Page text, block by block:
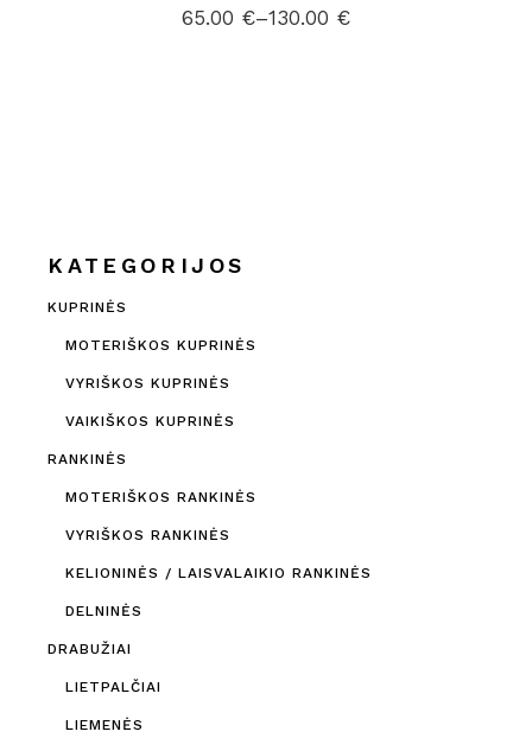
65.00 €–130.00 €
Price
KATEGORIJOS
KUPRINĖS
MOTERIŠKOS KUPRINĖS
VYRIŠKOS KUPRINĖS
VAIKIŠKOS KUPRINĖS
RANKINĖS
MOTERIŠKOS RANKINĖS
VYRIŠKOS RANKINĖS
KELIONINĖS / LAISVALAIKIO RANKINĖS
DELNINĖS
DRABUŽIAI
LIETPALČIAI
LIEMENĖS